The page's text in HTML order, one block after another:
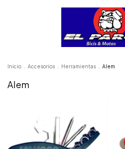
Inicio Accesorios Herramientas Alem
Alem